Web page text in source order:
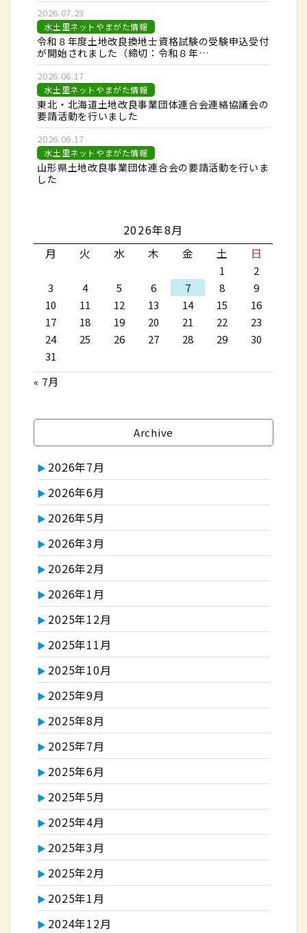
2026.07.23
水土里ネットやまがた情報
令和８年度土地改良換地士資格試験の受験申込受付
が開始されました（締切：令和８年…
2026.06.17
水土里ネットやまがた情報
東北・北海道土地改良事業団体連合会連絡協議会の
要請活動を行いました
2026.06.17
水土里ネットやまがた情報
山形県土地改良事業団体連合会の要請活動を行いま
した
2026年8月
月
火 水 木 金 土 日
1
2
3
4 5 6 7 8
9
10
11 12 13 14 15
16
17
18 19 20 21 22
23
24
25 26 27 28 29
30
31
« 7月
Archive
2026年7月
2026年6月
2026年5月
2026年3月
2026年2月
2026年1月
2025年12月
2025年11月
2025年10月
2025年9月
2025年8月
2025年7月
2025年6月
2025年5月
2025年4月
2025年3月
2025年2月
2025年1月
2024年12月